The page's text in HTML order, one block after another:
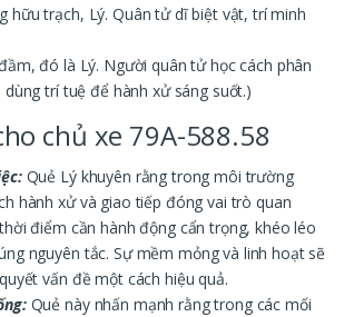
hữu trạch, Lý. Quân tử dĩ biệt vật, trí minh
đó là Lý. Người quân tử học cách phân
trí tuệ để hành xử sáng suốt.)
chủ xe 79A-588.58
Quẻ Lý khuyên rằng trong môi trường
hành xử và giao tiếp đóng vai trò quan
điểm cần hành động cẩn trọng, khéo léo
nguyên tắc. Sự mềm mỏng và linh hoạt sẽ
vấn đề một cách hiệu quả.
Quẻ này nhấn mạnh rằng trong các mối